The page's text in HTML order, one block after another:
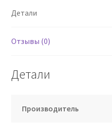
Детали
Отзывы (0)
Детали
Производитель